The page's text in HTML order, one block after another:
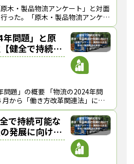
木・製品物流アンケート」と対面
った。「原木・製品物流アンケー
年問題」の影響、ヒアリング
策などを明らかにすることを
問題」と原
健全で持続可
送の発展に向
「物流の2024年問
から「働き方改革関連法」に基
ーの労働時間に上限規制が厳格に
で持続可能な
発展に向け